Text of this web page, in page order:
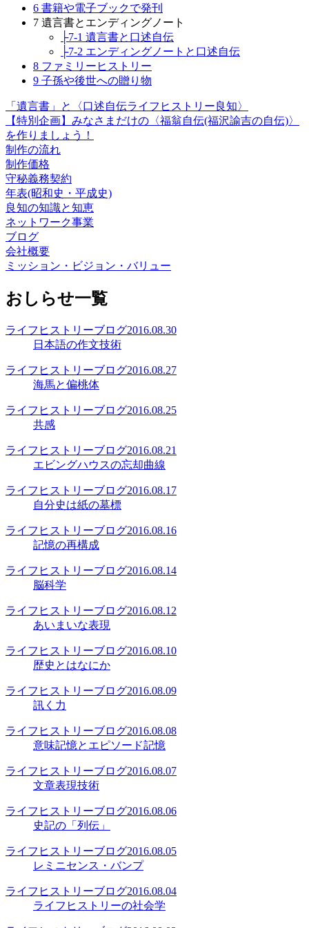
6 書籍や電子ブックで発刊
7 遺言書とエンディングノート
├7-1 遺言書と口述自伝
├7-2 エンディングノートと口述自伝
8 ファミリーヒストリー
9 子孫や後世への贈り物
「遺言書」と〈口述自伝ライフヒストリー良知〉
【特別企画】みなさまだけの〈福翁自伝(福沢諭吉の自伝)〉
を作りましょう！
制作の流れ
制作価格
守秘義務契約
年表(昭和史・平成史)
良知の知識と知恵
ネットワーク事業
ブログ
会社概要
ミッション・ビジョン・バリュー
おしらせ一覧
ライフヒストリーブログ2016.08.30
日本語の作文技術
ライフヒストリーブログ2016.08.27
海馬と偏桃体
ライフヒストリーブログ2016.08.25
共感
ライフヒストリーブログ2016.08.21
エビングハウスの忘却曲線
ライフヒストリーブログ2016.08.17
自分史は紙の墓標
ライフヒストリーブログ2016.08.16
記憶の再構成
ライフヒストリーブログ2016.08.14
脳科学
ライフヒストリーブログ2016.08.12
あいまいな表現
ライフヒストリーブログ2016.08.10
歴史とはなにか
ライフヒストリーブログ2016.08.09
訊く力
ライフヒストリーブログ2016.08.08
意味記憶とエピソード記憶
ライフヒストリーブログ2016.08.07
文章表現技術
ライフヒストリーブログ2016.08.06
史記の「列伝」
ライフヒストリーブログ2016.08.05
レミニセンス・バンプ
ライフヒストリーブログ2016.08.04
ライフヒストリーの社会学